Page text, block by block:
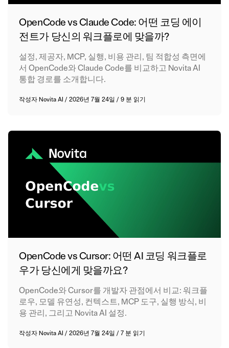
OpenCode vs Claude Code: 어떤 코딩 에이
전트가 당신의 워크플로에 맞을까?
설정, 제공자, MCP, 실행, 비용 관리, 팀 적합성 측면에
서 OpenCode와 Claude Code를 비교하고 Novita AI
통합 경로를 소개합니다.
작성자 Novita AI /2026년 7월 24일/9 분 읽기
OpenCode vs Cursor: 어떤 AI 코딩 워크플로
우가 당신에게 맞을까요?
OpenCode와 Cursor를 개발자 관점에서 비교: 워크플
로우, 모델 유연성, 컨텍스트, MCP 도구, 실행 방식, 비
용 관리, 그리고 Novita AI 설정.
작성자 Novita AI /2026년 7월 24일/7 분 읽기